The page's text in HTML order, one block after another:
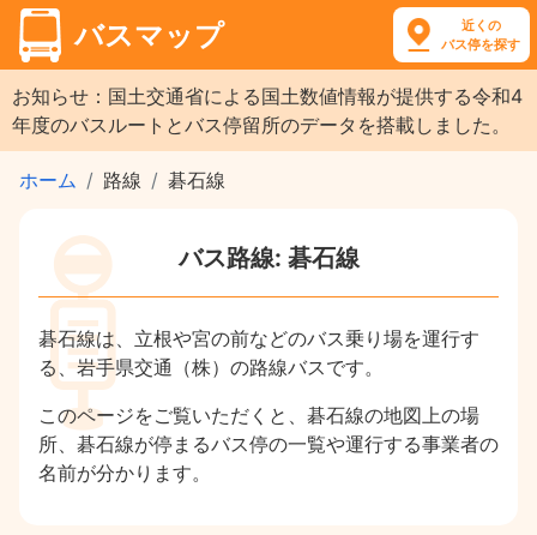
バスマップ
近くの
バス停を探す
お知らせ：国土交通省による国土数値情報が提供する令和4
年度のバスルートとバス停留所のデータを搭載しました。
ホーム 路線 碁石線
バス路線: 碁石線
碁石線は、立根や宮の前などのバス乗り場を運行す
る、岩手県交通（株）の路線バスです。
このページをご覧いただくと、碁石線の地図上の場
所、碁石線が停まるバス停の一覧や運行する事業者の
名前が分かります。